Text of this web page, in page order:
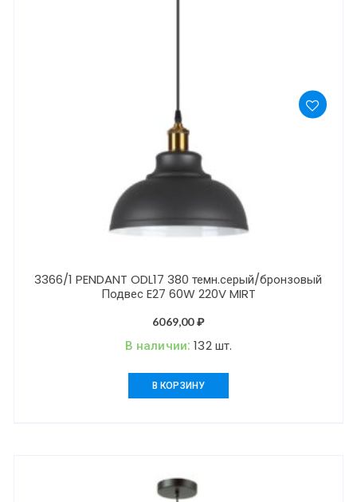
3366/1 PENDANT ODL17 380 темн.серый/бронзовый
Подвес E27 60W 220V MIRT
6069,00₽
В наличии:132 шт.
В КОРЗИНУ